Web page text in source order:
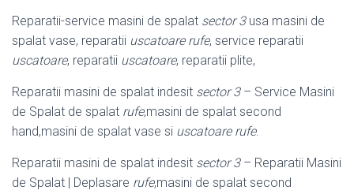
Reparatii-service masini de spalat sector 3usa masini de
spalat vase, reparatii uscatoare rufe, service reparatii
uscatoare, reparatii uscatoare, reparatii plite,
Reparatii masini de spalat indesit sector 3– Service Masini
de Spalat de spalat rufe,masini de spalat second
hand,masini de spalat vase si uscatoare rufe.
Reparatii masini de spalat indesit sector 3– Reparatii Masini
de Spalat | Deplasare rufe,masini de spalat second